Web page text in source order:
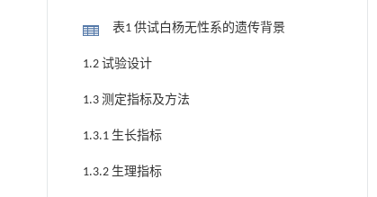
表1 供试白杨无性系的遗传背景
1.2 试验设计
1.3 测定指标及方法
1.3.1 生长指标
1.3.2 生理指标